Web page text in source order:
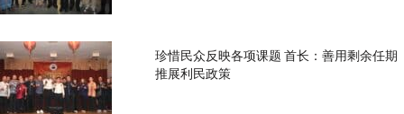
珍惜民众反映各项课题 首长：善用剩余任期
推展利民政策